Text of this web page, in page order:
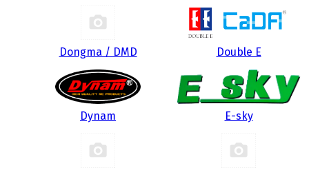
Dongma / DMD Double E
Dynam E-sky